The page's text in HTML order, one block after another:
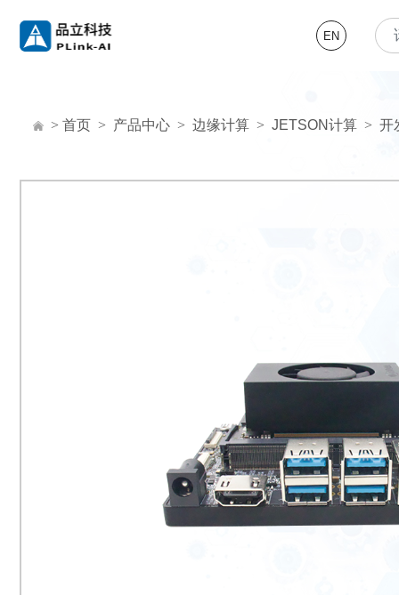
EN
>首页 > 产品中心 >边缘计算 >JETSON计算 >开